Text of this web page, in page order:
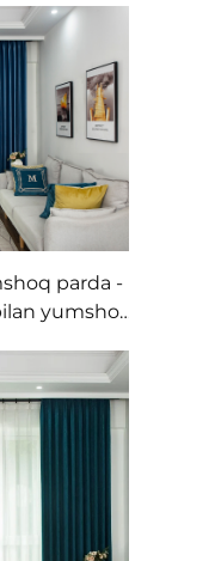
parda -
yumshoq
filtrlash